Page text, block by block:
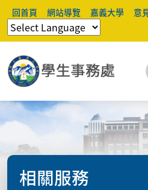
回首頁 網站導覽 嘉義大學 意
相關服務